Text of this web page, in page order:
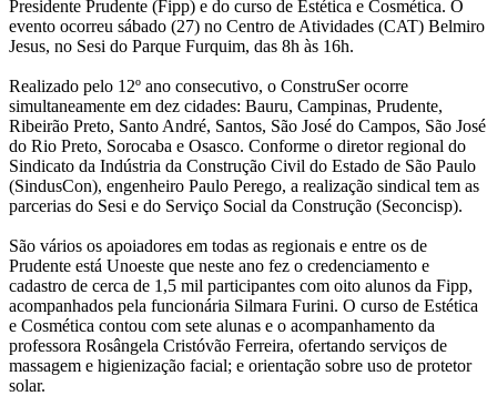
Presidente Prudente (Fipp) e do curso de Estética e Cosmética. O
evento ocorreu sábado (27) no Centro de Atividades (CAT) Belmiro
Jesus, no Sesi do Parque Furquim, das 8h às 16h.
Realizado pelo 12º ano consecutivo, o ConstruSer ocorre
simultaneamente em dez cidades: Bauru, Campinas, Prudente,
Ribeirão Preto, Santo André, Santos, São José do Campos, São José
do Rio Preto, Sorocaba e Osasco. Conforme o diretor regional do
Sindicato da Indústria da Construção Civil do Estado de São Paulo
(SindusCon), engenheiro Paulo Perego, a realização sindical tem as
parcerias do Sesi e do Serviço Social da Construção (Seconcisp).
São vários os apoiadores em todas as regionais e entre os de
Prudente está Unoeste que neste ano fez o credenciamento e
cadastro de cerca de 1,5 mil participantes com oito alunos da Fipp,
acompanhados pela funcionária Silmara Furini. O curso de Estética
e Cosmética contou com sete alunas e o acompanhamento da
professora Rosângela Cristóvão Ferreira, ofertando serviços de
massagem e higienização facial; e orientação sobre uso de protetor
solar.